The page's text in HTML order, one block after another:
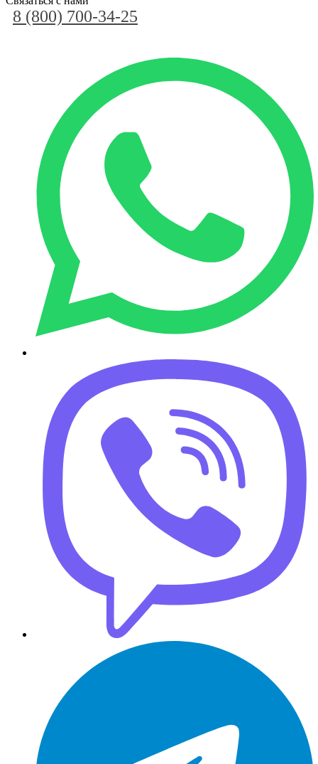
8 (800) 700-34-25